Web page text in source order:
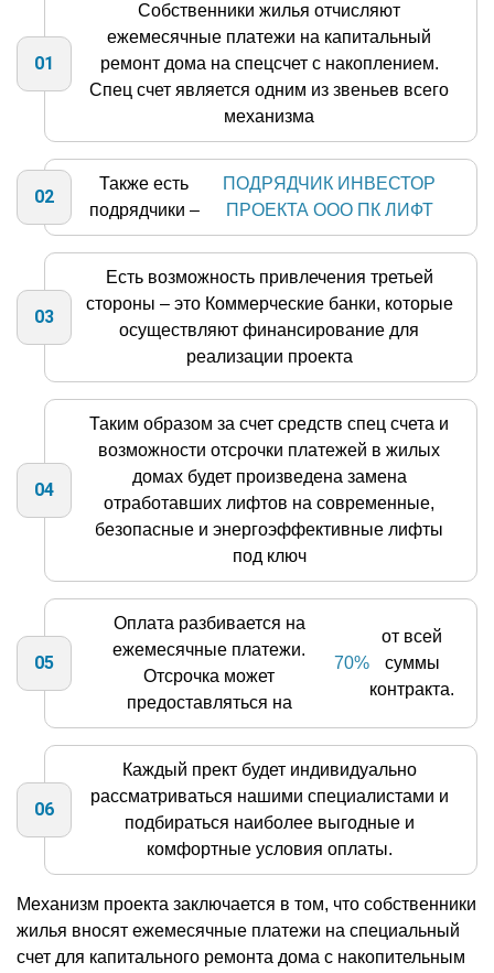
01
Собственники жилья отчисляют
ежемесячные платежи на капитальный
ремонт дома на спецсчет с накоплением.
Спец счет является одним из звеньев всего
механизма
02
Также есть
подрядчики –
ПОДРЯДЧИК ИНВЕСТОР
ПРОЕКТА ООО ПК ЛИФТ
03
Есть возможность привлечения третьей
стороны – это Коммерческие банки, которые
осуществляют финансирование для
реализации проекта
04
Таким образом за счет средств спец счета и
возможности отсрочки платежей в жилых
домах будет произведена замена
отработавших лифтов на современные,
безопасные и энергоэффективные лифты
под ключ
05
Оплата разбивается на
ежемесячные платежи.
Отсрочка может
предоставляться на
70%
от всей
суммы
контракта.
06
Каждый прект будет индивидуально
рассматриваться нашими специалистами и
подбираться наиболее выгодные и
комфортные условия оплаты.
Механизм проекта заключается в том, что собственники
жилья вносят ежемесячные платежи на специальный
счет для капитального ремонта дома с накопительным